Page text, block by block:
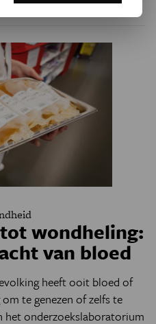
Filippone
wondheling:
van bloed
heeft ooit bloed of
te genezen of zelfs te
het onderzoekslaboratorium